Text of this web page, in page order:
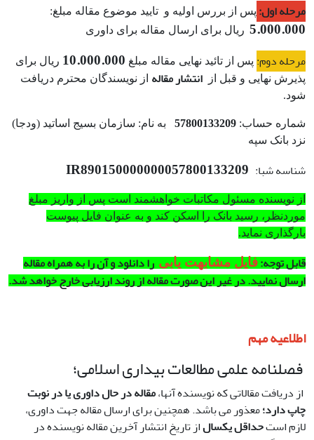
مرحله اول: پس از بررس اولیه و تایید موضوع مقاله مبلغ:
5.000.000 ریال برای ارسال مقاله برای داوری
مرحله دوم: پس از تائید نهایی مقاله مبلغ 10.000.000 ریال برای
پذیرش نهایی و قبل از انتشار مقاله از نویسندگان محترم دریافت
‌شود.
شماره حساب: 57800133209
به نام: سازمان بسیج اساتید (ودجا)
نزد بانک سپه
شناسه شبا: IR890150000000057800133209
از نویسنده مسئول مکاتبات خواهشمند است پس از واریز مبلغ
موردنظر، رسید بانک را اسکن کند و به عنوان فایل پیوست
بارگذاری نماید.
قابل توجه:فایل مشابهت یابیرا دانلود و آن را به همراه مقاله
ارسال نمایید. در غیر این صورت مقاله از روند ارزیابی خارج خواهد شد.
اطلاعیه مهم
فصلنامه علمی مطالعات بیداری اسلامی؛
از دریافت مقالاتی که نویسنده آنها،مقاله در حال داوری یا در نوبت
چاپدارد؛معذور می باشد. همچنین برای ارسال مقاله جهت داوری،
لازم استحداقل یکسالاز تاریخ انتشار آخرین مقاله نویسنده در